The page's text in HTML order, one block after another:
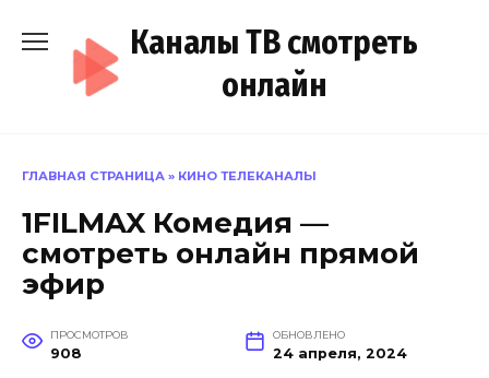
содержанию
Каналы ТВ смотреть
онлайн
ГЛАВНАЯ СТРАНИЦА » КИНО ТЕЛЕКАНАЛЫ
1FILMAX Комедия —
смотреть онлайн прямой
эфир
ПРОСМОТРОВ
908
ОБНОВЛЕНО
24 апреля, 2024